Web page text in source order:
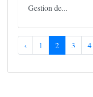
Gestion de...
‹ 1 2 3 4